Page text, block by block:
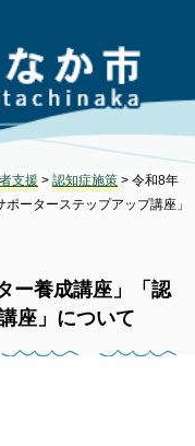
支援 > 認知症施策 > 令和8年
ーターステップアップ講座」
ー養成講座」「認
座」について